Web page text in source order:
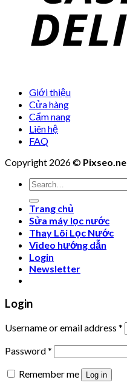
Giới thiệu
Cửa hàng
Cẩm nang
Liên hệ
FAQ
Copyright 2026 ©
Search
for:
Trang chủ
Sửa máy lọc nước
Thay Lõi Lọc Nước
Video hướng dẫn
Login
Newsletter
Login
Username or email address *
Password*
Remember me
Log in